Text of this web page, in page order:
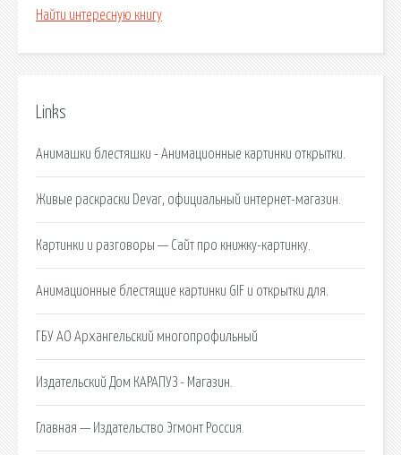
Найти интересную книгу
Links
Анимашки блестяшки - Анимационные картинки открытки.
Живые раскраски Devar, официальный интернет-магазин.
Картинки и разговоры — Сайт про книжку-картинку.
Анимационные блестящие картинки GIF и открытки для.
ГБУ АО Архангельский многопрофильный
Издательский Дом КАРАПУЗ - Магазин.
Главная — Издательство Эгмонт Россия.